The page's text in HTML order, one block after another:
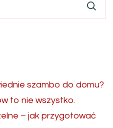
szambo do domu?
to nie wszystko.
– jak przygotować